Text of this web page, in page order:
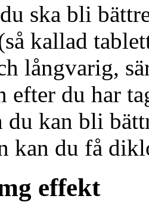
ska bli
kallad
långvarig,
efter du har
du kan bli
kan du få
effekt